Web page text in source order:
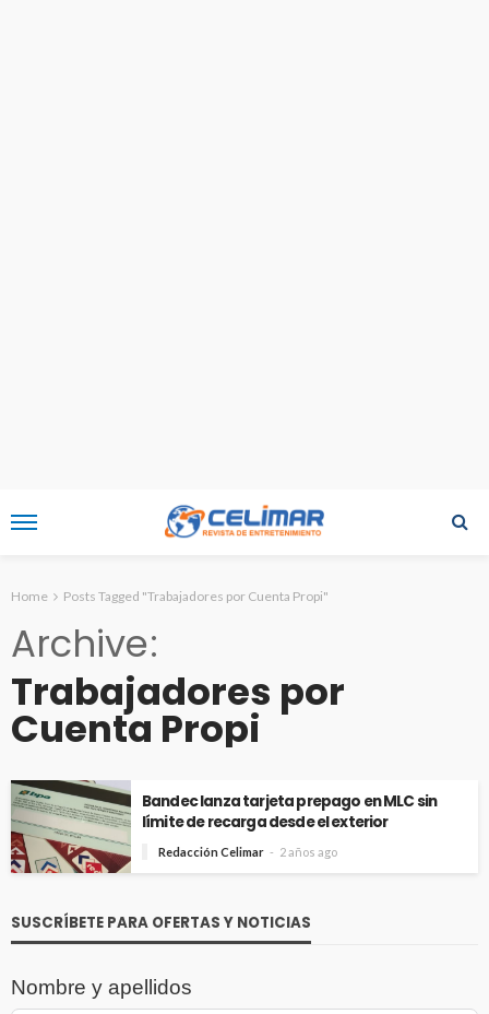
Home Posts Tagged "Trabajadores por Cuenta Propi"
Archive
Trabajadores por
Cuenta Propi
Bandec lanza tarjeta prepago en MLC sin
límite de recarga desde el exterior
Redacción Celimar 2 años ago
SUSCRÍBETE PARA OFERTAS Y NOTICIAS
Nombre y apellidos